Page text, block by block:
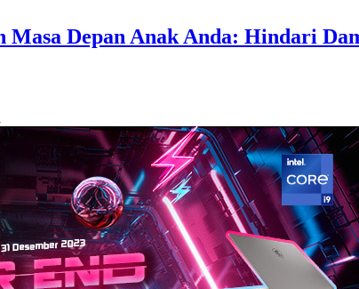
Masa Depan Anak Anda: Hindari